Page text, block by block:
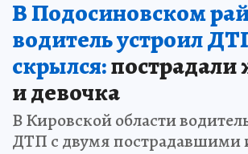
В Подосиновском
водитель устроил
скрылся:
и девочка
В Кировской области
ДТП с двумя пострадавшими